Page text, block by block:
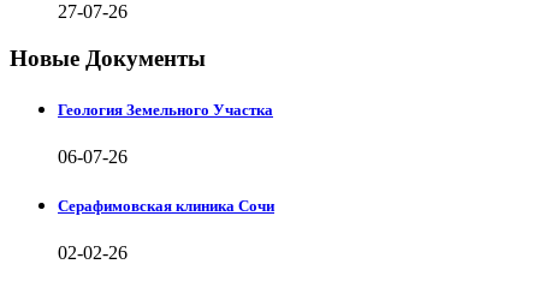
27-07-26
Новые Документы
Геология Земельного Участка
06-07-26
Серафимовская клиника Сочи
02-02-26